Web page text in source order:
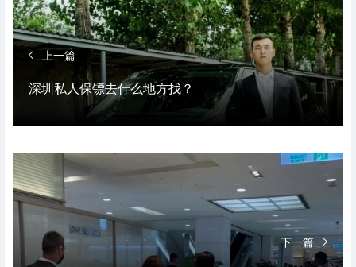
上一篇
深圳私人保镖去什么地方找？
下一篇